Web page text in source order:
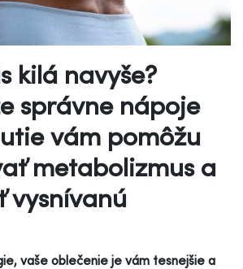
kilá navyše?
správne nápoje
vám pomôžu
metabolizmus a
vysnívanú
vaše oblečenie je vám tesnejšie a